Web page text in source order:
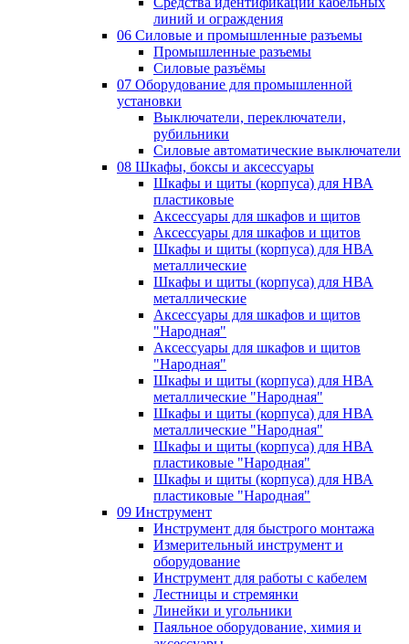
линий и ограждения
06 Силовые и промышленные разъемы
Промышленные разъемы
Силовые разъёмы
07 Оборудование для промышленной
установки
Выключатели, переключатели,
рубильники
Силовые автоматические выключатели
08 Шкафы, боксы и аксессуары
Шкафы и щиты (корпуса) для НВА
пластиковые
Аксессуары для шкафов и щитов
Аксессуары для шкафов и щитов
Шкафы и щиты (корпуса) для НВА
металлические
Шкафы и щиты (корпуса) для НВА
металлические
Аксессуары для шкафов и щитов
"Народная"
Аксессуары для шкафов и щитов
"Народная"
Шкафы и щиты (корпуса) для НВА
металлические "Народная"
Шкафы и щиты (корпуса) для НВА
металлические "Народная"
Шкафы и щиты (корпуса) для НВА
пластиковые "Народная"
Шкафы и щиты (корпуса) для НВА
пластиковые "Народная"
09 Инструмент
Инструмент для быстрого монтажа
Измерительный инструмент и
оборудование
Инструмент для работы с кабелем
Лестницы и стремянки
Линейки и угольники
Паяльное оборудование, химия и